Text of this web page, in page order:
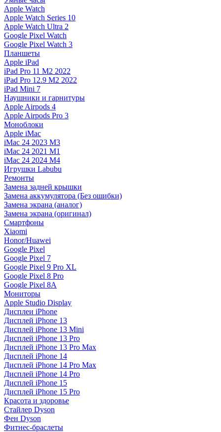
Apple Watch
Apple Watch Series 10
Apple Watch Ultra 2
Google Pixel Watch
Google Pixel Watch 3
Планшеты
Apple iPad
iPad Pro 11 M2 2022
iPad Pro 12.9 M2 2022
iPad Mini 7
Наушники и гарнитуры
Apple Airpods 4
Apple Airpods Pro 3
Моноблоки
Apple iMac
iMac 24 2023 M3
iMac 24 2021 M1
iMac 24 2024 M4
Игрушки Labubu
Ремонты
Замена задней крышки
Замена аккумулятора (Без ошибки)
Замена экрана (аналог)
Замена экрана (оригинал)
Смартфоны
Xiaomi
Honor/Huawei
Google Pixel
Google Pixel 7
Google Pixel 9 Pro XL
Google Pixel 8 Pro
Google Pixel 8A
Мониторы
Apple Studio Display
Дисплеи iPhone
Дисплей iPhone 13
Дисплей iPhone 13 Mini
Дисплей iPhone 13 Pro
Дисплей iPhone 13 Pro Max
Дисплей iPhone 14
Дисплей iPhone 14 Pro Max
Дисплей iPhone 14 Pro
Дисплей iPhone 15
Дисплей iPhone 15 Pro
Красота и здоровье
Стайлер Dyson
Фен Dyson
Фитнес-браслеты